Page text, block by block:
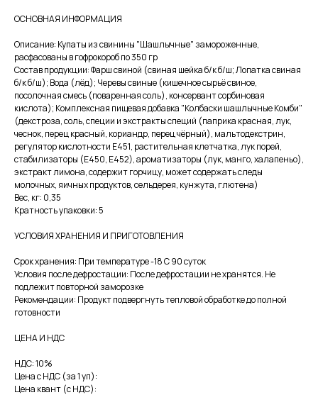
ОСНОВНАЯ ИНФОРМАЦИЯ
Описание: Купаты из свинины "Шашлычные" замороженные,
расфасованы в гофрокороб по 350 гр
Состав продукции: Фарш свиной (свиная шейка б/к б/ш; Лопатка свиная
б/к б/ш); Вода (лёд); Черевы свиные (кишечное сырьё свиное,
посолочная смесь (поваренная соль), консервант сорбиновая
кислота); Комплексная пищевая добавка "Колбаски шашлычные Комби"
(декстроза, соль, специи и экстракты специй (паприка красная, лук,
чеснок, перец красный, кориандр, перец чёрный), мальтодекстрин,
регулятор кислотности Е451, растительная клетчатка, лук порей,
стабилизаторы (Е450, Е452), ароматизаторы (лук, манго, халапеньо),
экстракт лимона, содержит горчицу, может содержать следы
молочных, яичных продуктов, сельдерея, кунжута, глютена)
Вес, кг: 0,35
Кратность упаковки: 5
УСЛОВИЯ ХРАНЕНИЯ И ПРИГОТОВЛЕНИЯ
Срок хранения: При температуре -18 C 90 суток
Условия после дефростации: После дефростации не хранятся. Не
подлежит повторной заморозке
Рекомендации: Продукт подвергнуть тепловой обработке до полной
готовности
ЦЕНА И НДС
НДС: 10%
Цена с НДС (за 1 уп):
Цена квант (с НДС):
Контакты
Меню
Каталог
О компании
Вакансии
Контакты